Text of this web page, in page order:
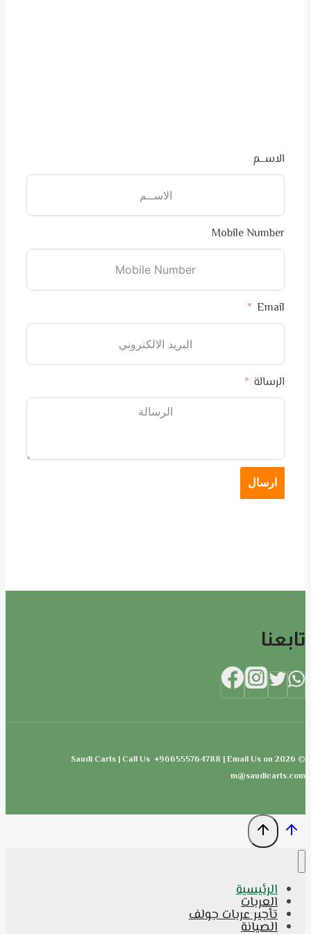
الاســم
Mobile Number
Email
الرسالة
ارسال
تابعنا
© 2026 Saudi Carts | Call Us +966555764788 | Email Us on
m@saudicarts.com
الرئيسية
العربات
تأجير عربات جولف
الصيانة